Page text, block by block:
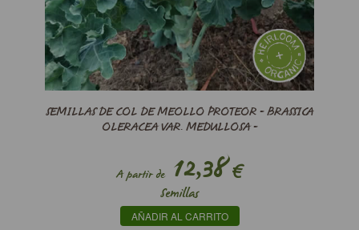
SEMILLAS DE COL DE MEOLLO PROTEOR - BRASSICA
OLERACEA VAR. MEDULLOSA -
A partir de12,38€
Semillas
AÑADIR AL CARRITO